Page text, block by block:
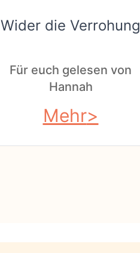
Wider die Verrohung
Für euch gelesen von
Hannah
Mehr